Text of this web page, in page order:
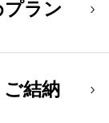
ラン
結納